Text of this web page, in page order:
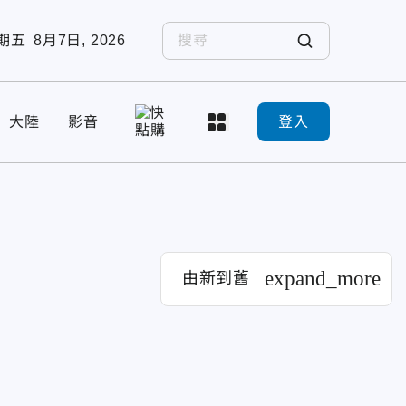
五 8月7日, 2026
大陸 影音 登入
由新到舊 expand_more